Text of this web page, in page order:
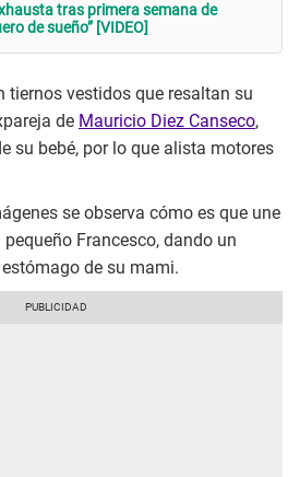
tras primera semana de
de sueño” [VIDEO]
tiernos vestidos que resaltan su
de Mauricio Diez Canseco,
su bebé, por lo que alista motores
se observa cómo es que une
Francesco, dando un
de su mami.